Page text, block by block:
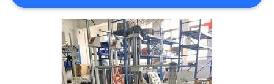
SITEMAP